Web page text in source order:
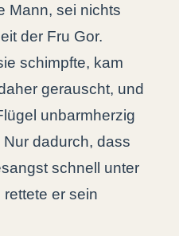
Mann, sei nichts
der Fru Gor.
schimpfte, kam
gerauscht, und
unbarmherzig
dadurch, dass
schnell unter
er sein